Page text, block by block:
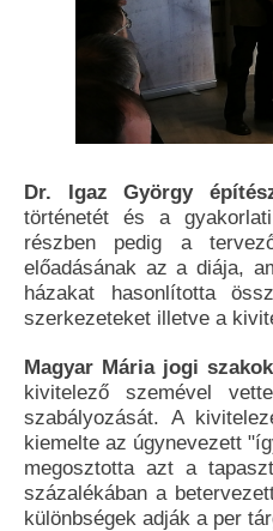
Dr. Igaz György
történetét és a
részben pedig a
előadásának az a diája,
házakat hasonlította
szerkezeteket illetve a
Magyar Mária jogi
kivitelező szemével
szabályozását. A
kiemelte az úgynevezett
megosztotta azt a
százalékában a
különbségek adják a per